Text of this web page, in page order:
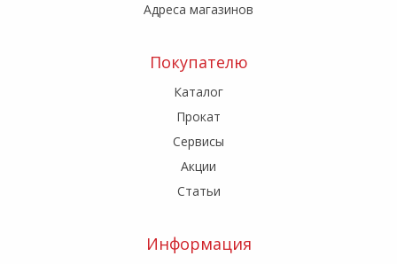
Адреса магазинов
Покупателю
Каталог
Прокат
Сервисы
Акции
Статьи
Информация